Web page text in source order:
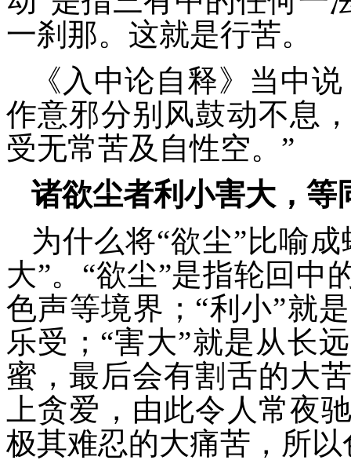
一刹那。这就是行苦。
《入中论自释》当中
作意邪分别风鼓动不息
受无常苦及自性空。”
诸欲尘者利小害大，等
为什么将“欲尘”比喻
大”。“欲尘”是指轮回中
色声等境界；“利小”就
乐受；“害大”就是从长
蜜，最后会有割舌的大
上贪爱，由此令人常夜
极其难忍的大痛苦，所